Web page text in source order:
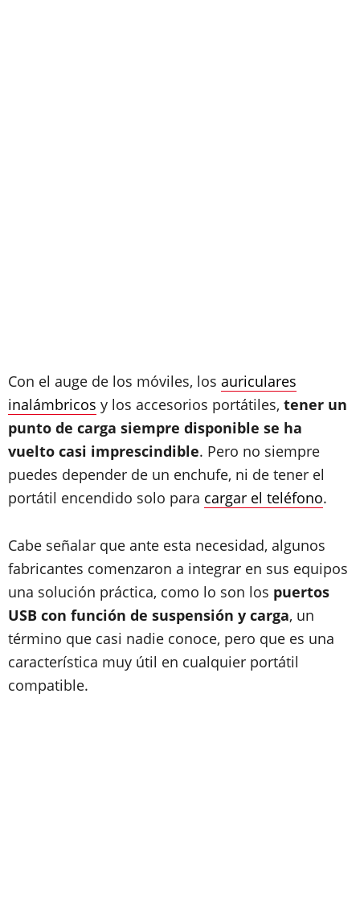
Con el auge de los móviles, los auriculares
inalámbricos y los accesorios portátiles, tener un
punto de carga siempre disponible se ha
vuelto casi imprescindible. Pero no siempre
puedes depender de un enchufe, ni de tener el
portátil encendido solo para cargar el teléfono.
Cabe señalar que ante esta necesidad, algunos
fabricantes comenzaron a integrar en sus equipos
una solución práctica, como lo son los puertos
USB con función de suspensión y carga, un
término que casi nadie conoce, pero que es una
característica muy útil en cualquier portátil
compatible.